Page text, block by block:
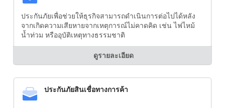
ประกันภัยเพื่อช่วยให้ธุรกิจสามารถดำเนินการต่อไปได้หลัง
จากเกิดความเสียหายจากเหตุการณ์ไม่คาดคิด เช่น ไฟไหม้
น้ำท่วม หรืออุบัติเหตุทางธรรมชาติ
ดูรายละเอียด
ประกันภัยสินเชื่อทางการค้า